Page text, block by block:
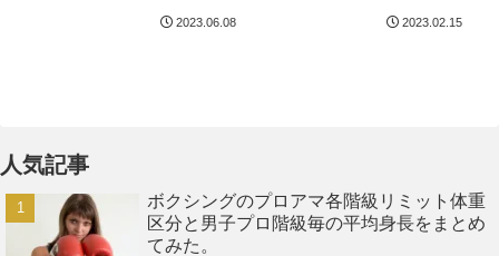
2023.06.08 2023.02.15
人気記事
ボクシングのプロアマ各階級リミット体重
区分と男子プロ階級毎の平均身長をまとめ
てみた。